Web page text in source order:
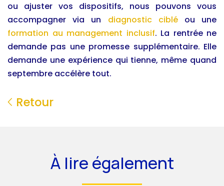
ou ajuster vos dispositifs, nous pouvons vous
accompagner via un diagnostic cibléou une
formation au management inclusif. La rentrée ne
demande pas une promesse supplémentaire. Elle
demande une expérience qui tienne, même quand
septembre accélère tout.
Retour
À lire également